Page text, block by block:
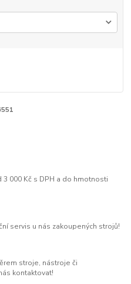
3 000 Kč s DPH a do hmotnosti
servis u nás zakoupených strojů!
stroje, nástroje či
kontaktovat!